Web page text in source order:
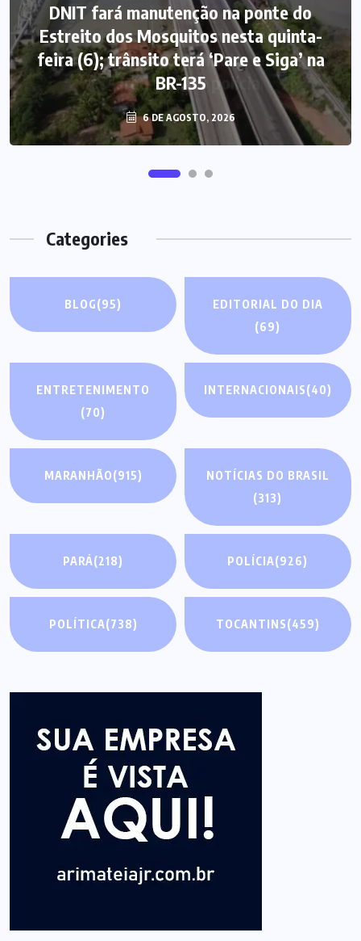
DNIT fará manutenção na ponte do
Estreito dos Mosquitos nesta quinta-
feira (6); trânsito terá ‘Pare e Siga’ na
BR-135
6 DE AGOSTO, 2026
Categories
BLOG(95)
EDITORIAL DO DIA
(69)
ENTRETENIMENTO
(70)
INTERNACIONAIS(40)
MARANHÃO(915)
NOTÍCIAS DO BRASIL
(313)
PARÁ(218) POLÍCIA(926)
POLÍTICA(738) TOCANTINS(459)